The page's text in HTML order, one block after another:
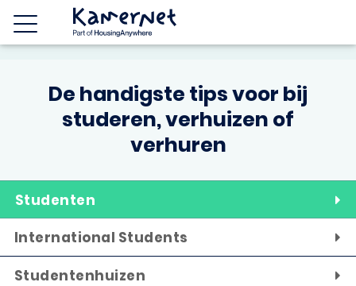
De handigste tips voor bij
studeren, verhuizen of
verhuren
Studenten
International Students
Studentenhuizen